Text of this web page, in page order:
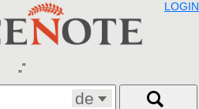
LOGIN
de